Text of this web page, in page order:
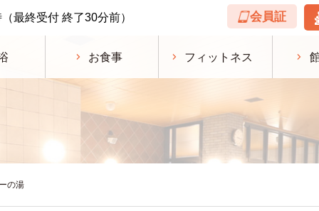
（最終受付 終了30分前） 会員証
お食事 フィットネス
の湯